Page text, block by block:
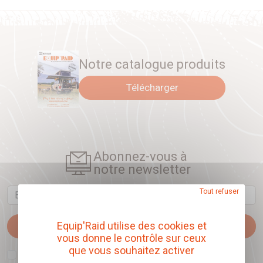
Notre catalogue produits
Télécharger
Abonnez-vous à
notre newsletter
Email
Je m'abonne
J'accepte que l'ouverture des newsletters soit mesurée, afin de mieux
Equip'Raid utilise des cookies et
vous donne le contrôle sur ceux
que vous souhaitez activer
Tout refuser